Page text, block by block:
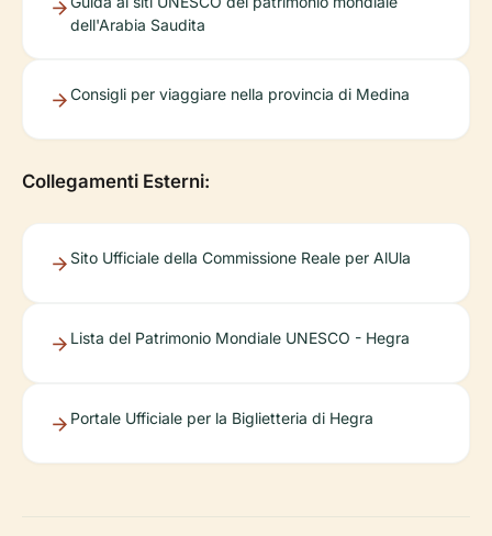
dell'Arabia Saudita
Consigli per viaggiare nella provincia di Medina
Collegamenti Esterni:
Sito Ufficiale della Commissione Reale per AlUla
Lista del Patrimonio Mondiale UNESCO - Hegra
Portale Ufficiale per la Biglietteria di Hegra